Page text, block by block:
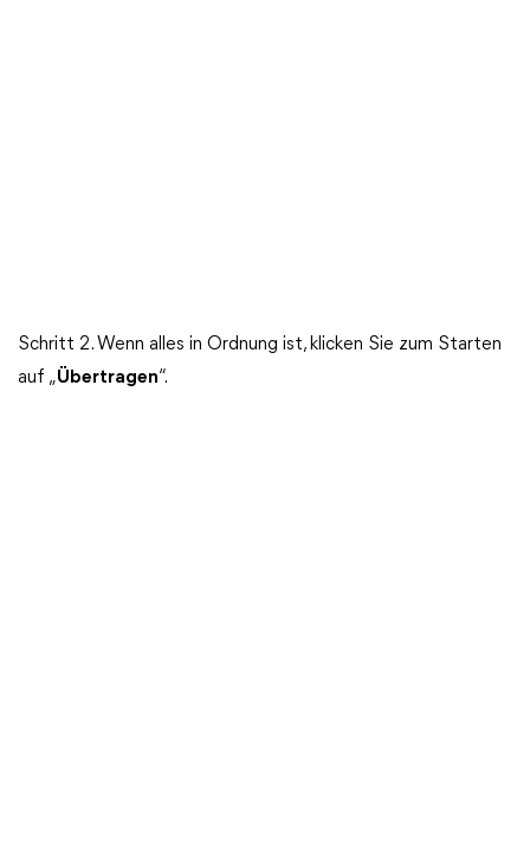
Schritt 2. Wenn alles in Ordnung ist, klicken Sie zum Starten
auf „Übertragen“.